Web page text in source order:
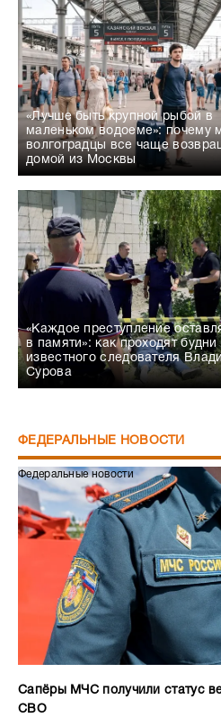
«Лучше быть крупной рыбой в
маленьком водоеме»: почему
волгоградцы все чаще
домой из Москвы
«Каждое преступление
в памяти»: как проходят будни
известного следователя
Сурова
ФЕДЕРАЛЬНЫЕ НОВОСТИ
Федеральные новости
Сапёры МЧС получили статус
СВО